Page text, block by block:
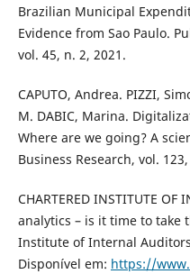
Brazilian Municipal
Evidence from Sao Paulo.
vol. 45, n. 2, 2021.
CAPUTO, Andrea. PIZZI,
M. DABIC, Marina.
Where are we going? A
Business Research, vol.
CHARTERED INSTITUTE OF
analytics – is it time to take
Institute of Internal
Disponível em: https://